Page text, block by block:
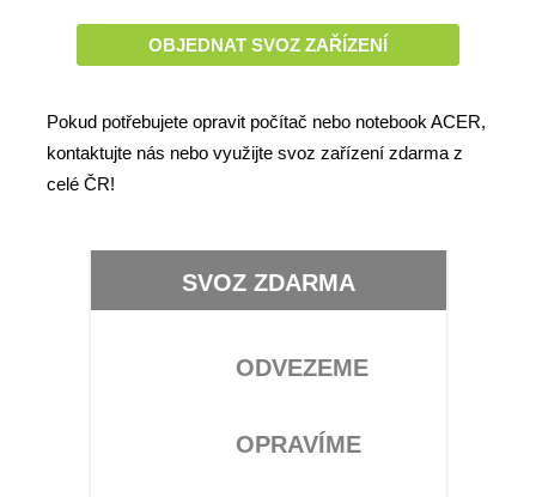
OBJEDNAT SVOZ ZAŘÍZENÍ
Pokud potřebujete opravit počítač nebo notebook ACER,
kontaktujte nás nebo využijte svoz zařízení zdarma z
celé ČR!
SVOZ ZDARMA
ODVEZEME
OPRAVÍME